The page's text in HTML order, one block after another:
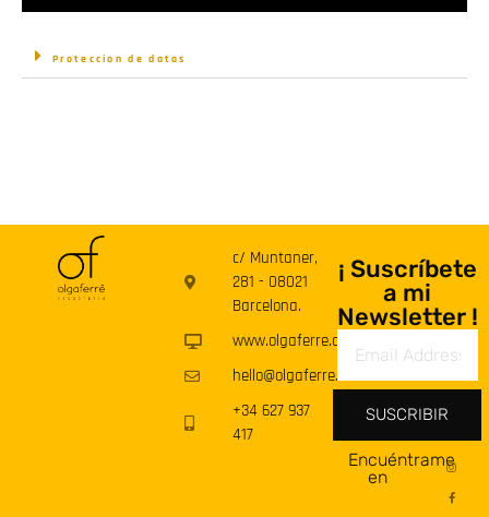
Proteccion de datos
c/ Muntaner,
281 - 08021
Barcelona.
www.olgaferre.com
hello@olgaferre.com
+34 627 937
417
¡ Suscríbete
a mi
Newsletter !
SUSCRIBIR
Encuéntrame
en